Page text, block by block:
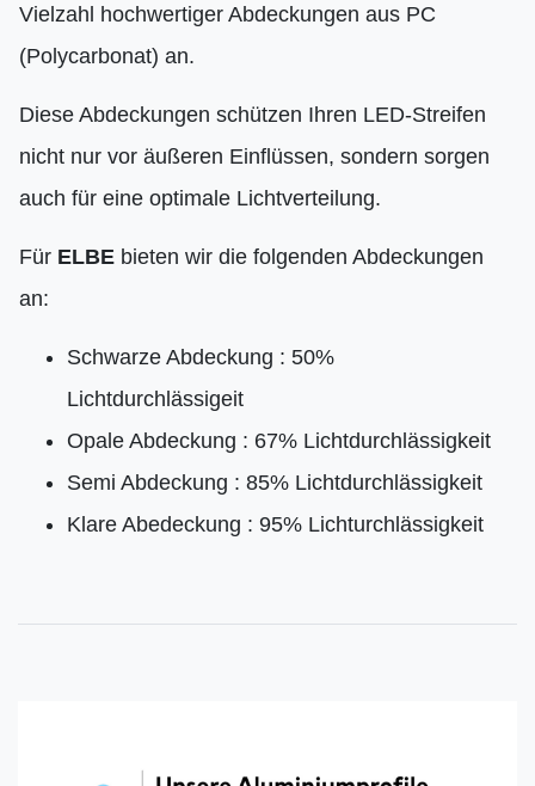
Vielzahl hochwertiger Abdeckungen aus PC
(Polycarbonat) an.
Diese Abdeckungen schützen Ihren LED-Streifen
nicht nur vor äußeren Einflüssen, sondern sorgen
auch für eine optimale Lichtverteilung.
Für ELBE bieten wir die folgenden Abdeckungen
an:
Schwarze Abdeckung : 50%
Lichtdurchlässigeit
Opale Abdeckung : 67% Lichtdurchlässigkeit
Semi Abdeckung : 85% Lichtdurchlässigkeit
Klare Abedeckung : 95% Lichturchlässigkeit